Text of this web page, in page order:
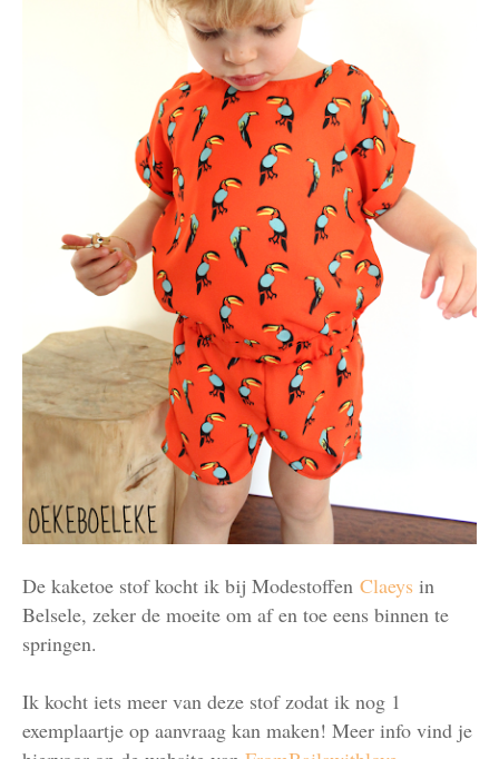
De kaketoe stof kocht ik bij Modestoffen Claeys in
Belsele, zeker de moeite om af en toe eens binnen te
springen.
Ik kocht iets meer van deze stof zodat ik nog 1
exemplaartje op aanvraag kan maken! Meer info vind je